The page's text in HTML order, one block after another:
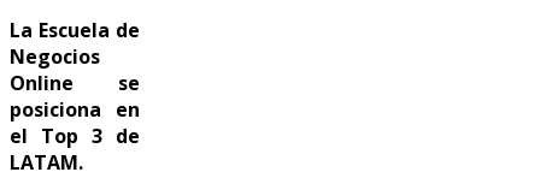
La Escuela de
Negocios
Online se
posiciona en
el Top 3 de
LATAM.